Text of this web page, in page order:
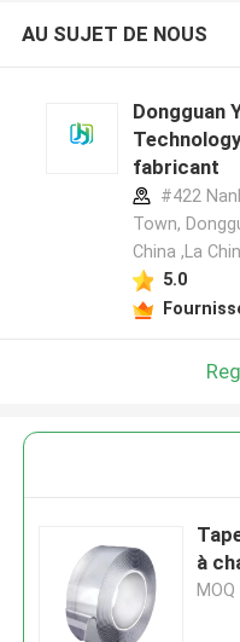
AU SUJET DE NOUS
Dongguan
fabricant
#422
Town,
China ,La
5.0
à